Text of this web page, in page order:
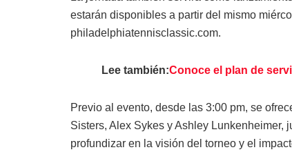
estarán disponibles a partir del mismo
philadelphiatennisclassic.com.
Lee también:Conoce el plan de
Previo al evento, desde las 3:00 pm, se
Sisters, Alex Sykes y Ashley
profundizar en la visión del torneo y el